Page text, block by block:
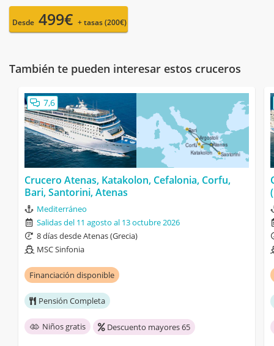
Desde 499€ + tasas (200€)
También te pueden interesar estos cruceros
7,6
Crucero Atenas, Katakolon, Cefalonia, Corfu,
Bari, Santorini, Atenas
Mediterráneo
Salidas del 11 agosto al 13 octubre 2026
8 días desde Atenas (Grecia)
MSC Sinfonia
Financiación disponible
Pensión Completa
Niños gratis Descuento mayores 65